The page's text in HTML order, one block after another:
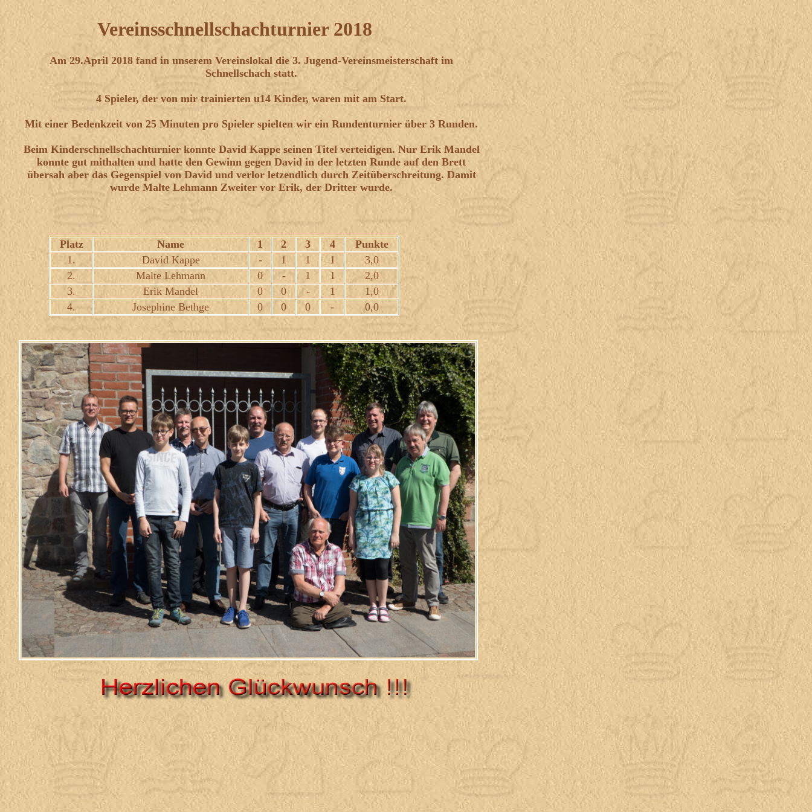
Vereinsschnellschachturnier 2018
Am 29.April 2018 fand in unserem Vereinslokal die 3. Jugend-Vereinsmeisterschaft im
Schnellschach statt.
4 Spieler, der von mir trainierten u14 Kinder, waren mit am Start.
Mit einer Bedenkzeit von 25 Minuten pro Spieler spielten wir ein Rundenturnier über 3 Runden.
Beim Kinderschnellschachturnier konnte David Kappe seinen Titel verteidigen. Nur Erik Mandel
konnte gut mithalten und hatte den Gewinn gegen David in der letzten Runde auf den Brett
übersah aber das Gegenspiel von David und verlor letzendlich durch Zeitüberschreitung. Damit
wurde Malte Lehmann Zweiter vor Erik, der Dritter wurde.
Platz Name 1 2 3 4
Punkte
1.
David Kappe - 1 1 1
3,0
2.
Malte Lehmann 0 - 1 1
2,0
3.
Erik Mandel 0 0 - 1
1,0
4.
Josephine Bethge 0 0 0 - 0,0